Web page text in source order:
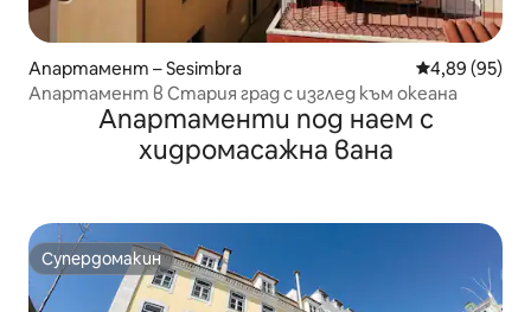
Апартамент – Sesimbra Средна
4,89 (95)
Апартамент в Стария град с изглед към океана
Апартаменти под наем с
хидромасажна вана
Супердомакин
Супердомакин